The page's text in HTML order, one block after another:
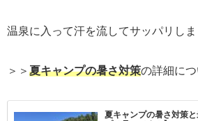
温泉に入って汗を流してサッパリしま
＞＞ 夏キャンプの暑さ対策の詳細につ
夏キャンプの暑さ対策